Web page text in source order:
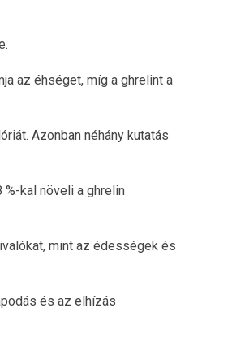
az éhséget, míg a ghrelint a
Azonban néhány kutatás
kal növeli a ghrelin
mint az édességek és
és az elhízás